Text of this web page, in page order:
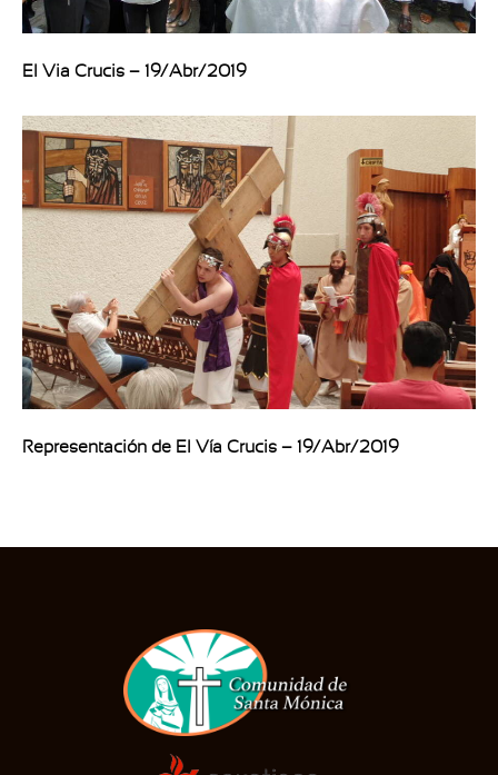
El Via Crucis – 19/Abr/2019
Representación de El Vía Crucis – 19/Abr/2019